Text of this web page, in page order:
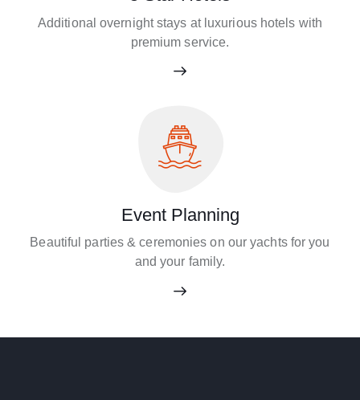
Additional overnight stays at luxurious hotels with
premium service.
Event Planning
Beautiful parties & ceremonies on our yachts for you
and your family.